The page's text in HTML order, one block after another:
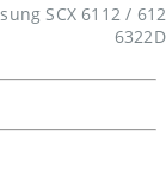
SCX 6112 /